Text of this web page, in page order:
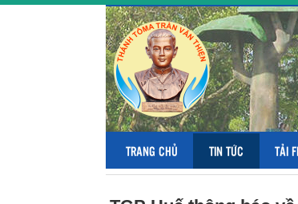
TRANG CHỦ TIN TỨC TẢI